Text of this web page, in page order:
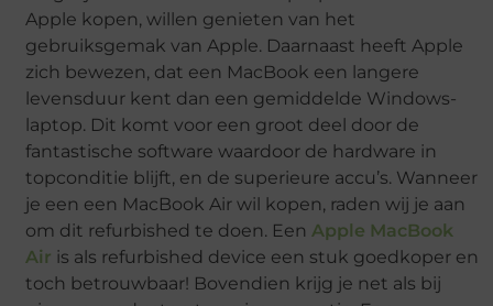
Apple kopen, willen genieten van het
gebruiksgemak van Apple. Daarnaast heeft Apple
zich bewezen, dat een MacBook een langere
levensduur kent dan een gemiddelde Windows-
laptop. Dit komt voor een groot deel door de
fantastische software waardoor de hardware in
topconditie blijft, en de superieure accu’s. Wanneer
je een een MacBook Air wil kopen, raden wij je aan
om dit refurbished te doen. EenApple MacBook
Air is als refurbished device een stuk goedkoper en
toch betrouwbaar! Bovendien krijg je net als bij